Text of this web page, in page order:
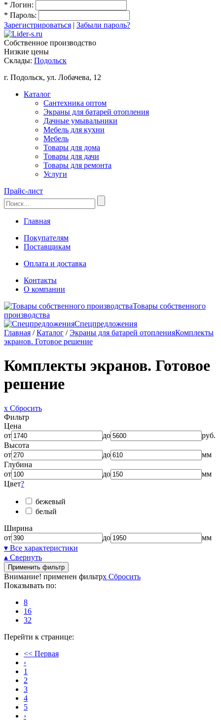
* Логин:
* Пароль:
Зарегистрироваться | Забыли пароль?
Собственное производство
Низкие цены
Склады: Подольск
г. Подольск, ул. Лобачева, 12
Каталог
Сантехника оптом
Экраны для батарей отопления
Дачные умывальники
Мебель для кухни
Мебель
Товары для дома
Товары для дачи
Товары для ремонта
Услуги
Прайс-лист
Главная
Покупателям
Поставщикам
Оплата и доставка
Контакты
О компании
Товары собственного
производства
Спецпредложения
Главная /Каталог /Экраны для батарей отопленияКомплекты
экранов. Готовое решение
Комплекты экранов. Готовое
решение
x Сбросить
Фильтр
Цена
от
до
руб.
Высота
от
до
мм
Глубина
от
до
мм
Цвет?
бежевый
белый
Ширина
от
до
мм
▾ Все характеристики
▴ Свернуть
Применить фильтр
Внимание! применен фильтрx Сбросить
Показывать по:
8
16
32
Перейти к странице:
<< Первая
‹
1
2
3
4
5
›